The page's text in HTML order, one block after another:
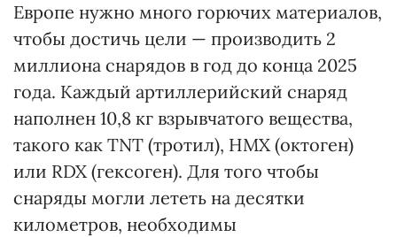
Европе нужно много горючих материалов,
чтобы достичь цели — производить 2
миллиона снарядов в год до конца 2025
года. Каждый артиллерийский снаряд
наполнен 10,8 кг взрывчатого вещества,
такого как TNT (тротил), HMX (октоген)
или RDX (гексоген). Для того чтобы
снаряды могли лететь на десятки
километров, необходимы